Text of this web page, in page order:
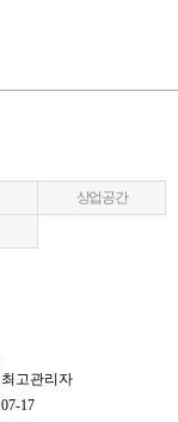
상업공간
최고관리자
07-17